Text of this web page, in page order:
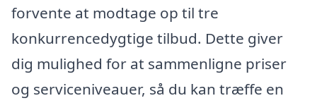
forvente at modtage op til tre
konkurrencedygtige tilbud. Dette giver
dig mulighed for at sammenligne priser
og serviceniveauer, så du kan træffe en